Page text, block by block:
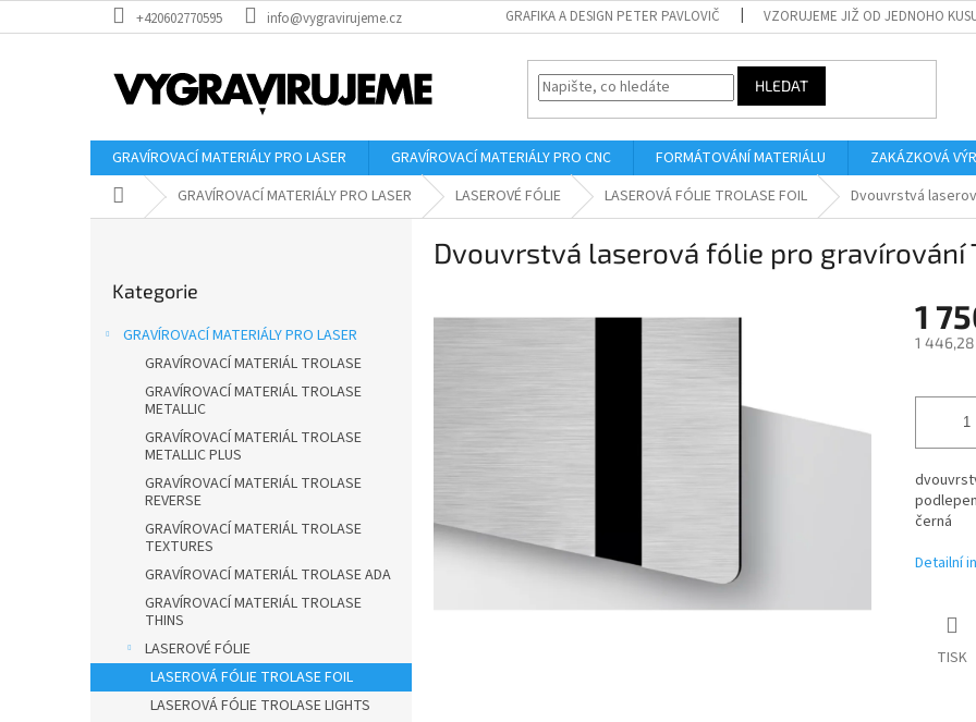
na
+420602770595 info@vygravirujeme.cz GRAFIKA A DESIGN PETER PAVLOVIČ VZORUJEME JIŽ OD JEDNOHO
HLEDAT
GRAVÍROVACÍ MATERIÁLY PRO LASER GRAVÍROVACÍ MATERIÁLY PRO CNC FORMÁTOVÁNÍ MATERIÁLU ZAKÁZKOVÁ
Domů GRAVÍROVACÍ MATERIÁLY PRO LASER LASEROVÉ FÓLIE LASEROVÁ FÓLIE TROLASE FOIL Dvouvrstvá
kategorie
Kategorie
GRAVÍROVACÍ MATERIÁLY PRO LASER
GRAVÍROVACÍ MATERIÁL TROLASE
GRAVÍROVACÍ MATERIÁL TROLASE
METALLIC
GRAVÍROVACÍ MATERIÁL TROLASE
METALLIC PLUS
GRAVÍROVACÍ MATERIÁL TROLASE
REVERSE
GRAVÍROVACÍ MATERIÁL TROLASE
TEXTURES
GRAVÍROVACÍ MATERIÁL TROLASE ADA
GRAVÍROVACÍ MATERIÁL TROLASE
THINS
LASEROVÉ FÓLIE
LASEROVÁ FÓLIE TROLASE FOIL
LASEROVÁ FÓLIE TROLASE LIGHTS
Dvouvrstvá laserová fólie pro gravírování
1
1 446,28
cena:
černá
Detailní
TISK